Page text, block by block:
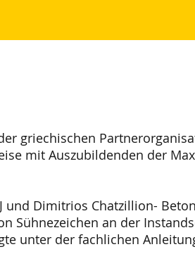
griechischen
mit Auszubildenden der
Dimitrios Chatzillion-
Sühnezeichen an der
unter der fachlichen